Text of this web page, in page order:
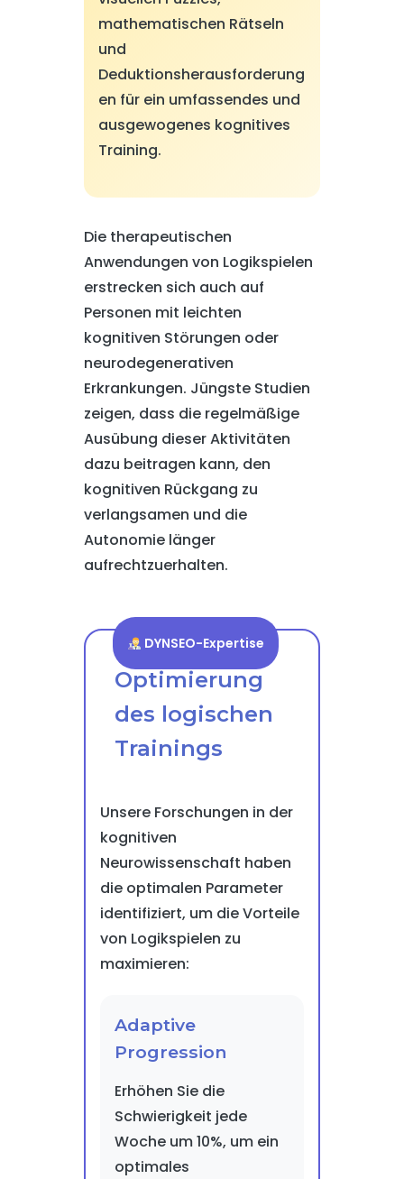
mathematischen Rätseln
und
Deduktionsherausforderung
en für ein umfassendes und
ausgewogenes kognitives
Training.
Die therapeutischen
Anwendungen von Logikspielen
erstrecken sich auch auf
Personen mit leichten
kognitiven Störungen oder
neurodegenerativen
Erkrankungen. Jüngste Studien
zeigen, dass die regelmäßige
Ausübung dieser Aktivitäten
dazu beitragen kann, den
kognitiven Rückgang zu
verlangsamen und die
Autonomie länger
aufrechtzuerhalten.
DYNSEO-Expertise
Optimierung
des logischen
Trainings
Unsere Forschungen in der
kognitiven
Neurowissenschaft haben
die optimalen Parameter
identifiziert, um die Vorteile
von Logikspielen zu
maximieren:
Adaptive
Progression
Erhöhen Sie die
Schwierigkeit jede
Woche um 10%, um ein
optimales